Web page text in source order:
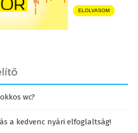
ELOLVASOM
wc?
a kedvenc nyári elfoglaltság!